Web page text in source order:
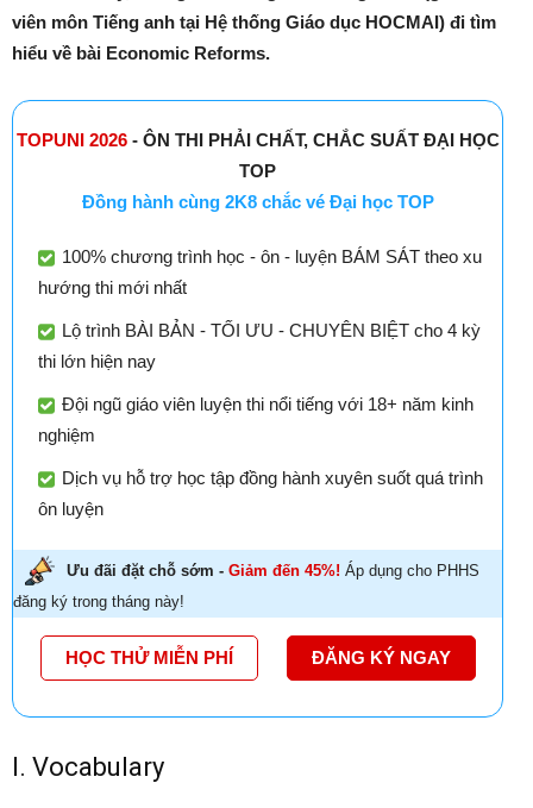
viên môn Tiếng anh tại Hệ thống Giáo dục HOCMAI) đi tìm
hiểu về bài Economic Reforms.
TOPUNI 2026- ÔN THI PHẢI CHẤT, CHẮC SUẤT ĐẠI HỌC
TOP
Đồng hành cùng 2K8 chắc vé Đại học TOP
100% chương trình học - ôn - luyện BÁM SÁT theo xu
hướng thi mới nhất
Lộ trình BÀI BẢN - TỐI ƯU - CHUYÊN BIỆT cho 4 kỳ
thi lớn hiện nay
Đội ngũ giáo viên luyện thi nổi tiếng với 18+ năm kinh
nghiệm
Dịch vụ hỗ trợ học tập đồng hành xuyên suốt quá trình
ôn luyện
Ưu đãi đặt chỗ sớm - Giảm đến 45%! Áp dụng cho PHHS
đăng ký trong tháng này!
HỌC THỬ MIỄN PHÍ ĐĂNG KÝ NGAY
I. Vocabulary